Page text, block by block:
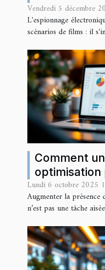
Vendredi 5 décembre
L'espionnage
scénarios de films : il
Comment
optimisation
transformer
en ligne ?
Lundi 6 octobre 2025
Augmenter la présence
n’est pas une tâche